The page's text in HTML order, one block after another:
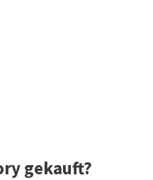
gekauft?